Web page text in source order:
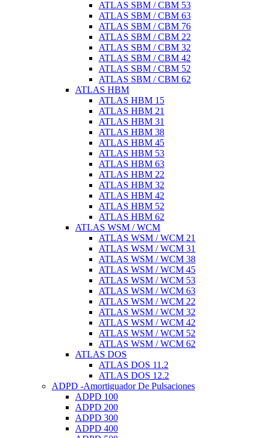
ATLAS SBM / CBM 53
ATLAS SBM / CBM 63
ATLAS SBM / CBM 76
ATLAS SBM / CBM 22
ATLAS SBM / CBM 32
ATLAS SBM / CBM 42
ATLAS SBM / CBM 52
ATLAS SBM / CBM 62
ATLAS HBM
ATLAS HBM 15
ATLAS HBM 21
ATLAS HBM 31
ATLAS HBM 38
ATLAS HBM 45
ATLAS HBM 53
ATLAS HBM 63
ATLAS HBM 22
ATLAS HBM 32
ATLAS HBM 42
ATLAS HBM 52
ATLAS HBM 62
ATLAS WSM / WCM
ATLAS WSM / WCM 21
ATLAS WSM / WCM 31
ATLAS WSM / WCM 38
ATLAS WSM / WCM 45
ATLAS WSM / WCM 53
ATLAS WSM / WCM 63
ATLAS WSM / WCM 22
ATLAS WSM / WCM 32
ATLAS WSM / WCM 42
ATLAS WSM / WCM 52
ATLAS WSM / WCM 62
ATLAS DOS
ATLAS DOS 11.2
ATLAS DOS 12.2
ADPD -Amortiguador De Pulsaciones
ADPD 100
ADPD 200
ADPD 300
ADPD 400